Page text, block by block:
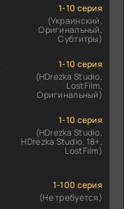
1-10 серия
(Украинский,
Оригинальный,
Субтитры)
1-10 серия
(HDrezka Studio,
LostFilm,
Оригинальный)
1-10 серия
(HDrezka Studio,
HDrezka Studio. 18+,
LostFilm)
1-100 серия
(Не требуется)